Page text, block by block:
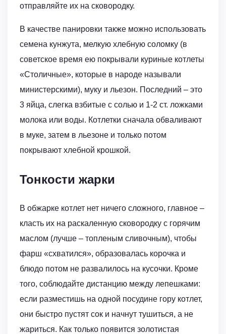
отправляйте их на сковородку.
В качестве панировки также можно использовать
семена кунжута, мелкую хлебную соломку (в
советское время ею покрывали куриные котлеты
«Столичные», которые в народе называли
министерскими), муку и льезон. Последний – это
3 яйца, слегка взбитые с солью и 1-2 ст. ложками
молока или воды. Котлетки сначала обваливают
в муке, затем в льезоне и только потом
покрывают хлебной крошкой.
Тонкости жарки
В обжарке котлет нет ничего сложного, главное –
класть их на раскаленную сковородку с горячим
маслом (лучше – топленым сливочным), чтобы
фарш «схватился», образовалась корочка и
блюдо потом не развалилось на кусочки. Кроме
того, соблюдайте дистанцию между лепешками:
если разместишь на одной посудине гору котлет,
они быстро пустят сок и начнут тушиться, а не
жариться. Как только появится золотистая